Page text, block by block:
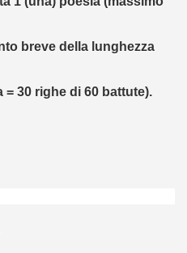
breve della lunghezza
= 30 righe di 60 battute).